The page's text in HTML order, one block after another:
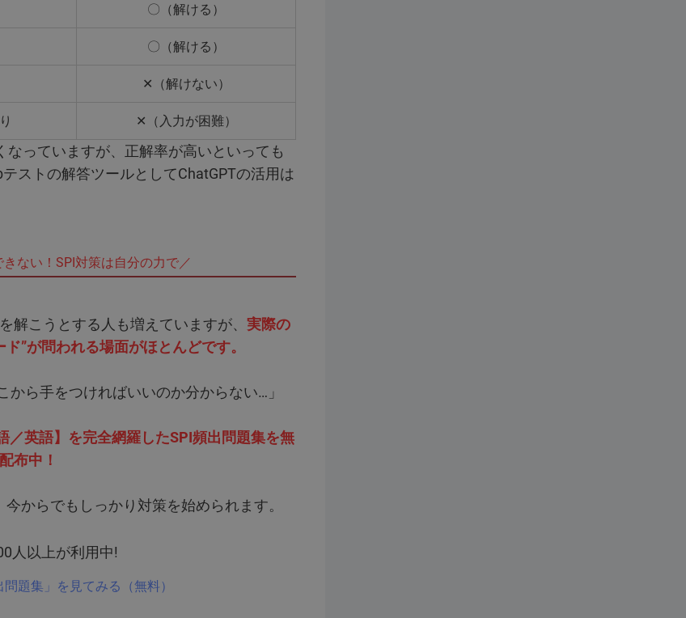
〇（解ける）
〇（解ける）
✕（解けない）
✕（入力が困難）
っていますが、正解率が高いといっても
ストの解答ツールとしてChatGPTの活用は
ない！SPI対策は自分の力で／
解こうとする人も増えていますが、 実際の
”が問われる場面がほとんどです。
から手をつければいいのか分からない…」
／英語】を完全網羅したSPI頻出問題集を無
布中！
今からでもしっかり対策を始められます。
人以上が利用中!
題集」を見てみる （無料）